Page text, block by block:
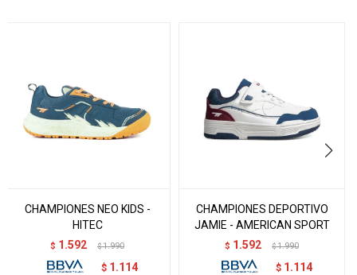
CHAMPIONES NEO KIDS -
HITEC
$ 1.592 $ 1.990
$ 1.114
CHAMPIONES DEPORTIVO
JAMIE - AMERICAN SPORT
$ 1.592 $ 1.990
$ 1.114